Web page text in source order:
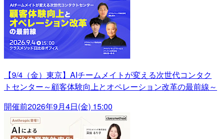
【9/4（金）東京】AIチームメイトが変える次世代コンタク
トセンター～顧客体験向上とオペレーション改革の最前線～
開催前2026年9月4日(金) 15:00